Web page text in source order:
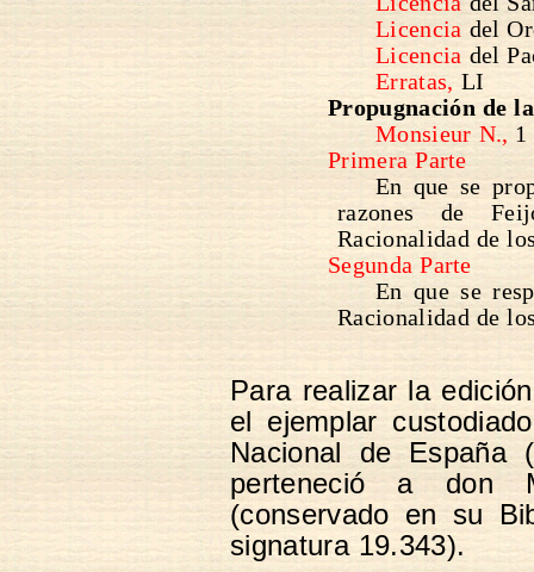
Licencia del
Licencia del
Erratas, LI
Propugnación de
Monsieur N., 1
Primera Parte
En que se
razones de
Racionalidad de
Segunda Parte
En que se
Racionalidad de
Para realizar la
el ejemplar
Nacional de España
perteneció a don
(conservado en su
signatura 19.343).